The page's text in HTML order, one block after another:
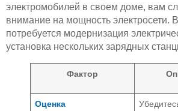
электромобилей в своем доме, вам
внимание на мощность электросети.
потребуется модернизация
установка нескольких зарядных
Фактор
Оценка